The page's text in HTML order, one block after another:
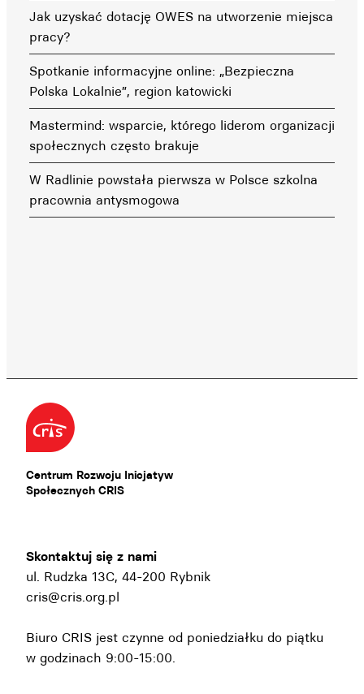
Jak uzyskać dotację OWES na utworzenie miejsca
pracy?
Spotkanie informacyjne online: „Bezpieczna
Polska Lokalnie”, region katowicki
Mastermind: wsparcie, którego liderom organizacji
społecznych często brakuje
W Radlinie powstała pierwsza w Polsce szkolna
pracownia antysmogowa
Centrum Rozwoju Inicjatyw
Społecznych CRIS
Skontaktuj się z nami
ul. Rudzka 13C, 44-200 Rybnik
cris@cris.org.pl
Biuro CRIS jest czynne od poniedziałku do piątku
w godzinach 9:00-15:00.